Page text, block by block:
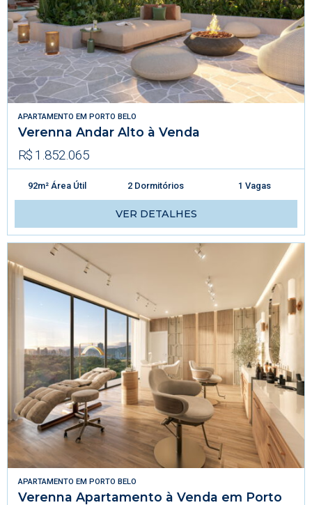
APARTAMENTO EM PORTO BELO
Verenna Andar Alto à Venda
R$ 1.852.065
92m² Área Útil 2 Dormitórios 1 Vagas
VER DETALHES
APARTAMENTO EM PORTO BELO
Verenna Apartamento à Venda em Porto